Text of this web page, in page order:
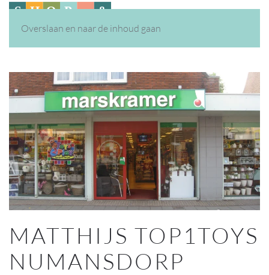
Overslaan en naar de inhoud gaan
MATTHIJS TOP1TOYS
NUMANSDORP